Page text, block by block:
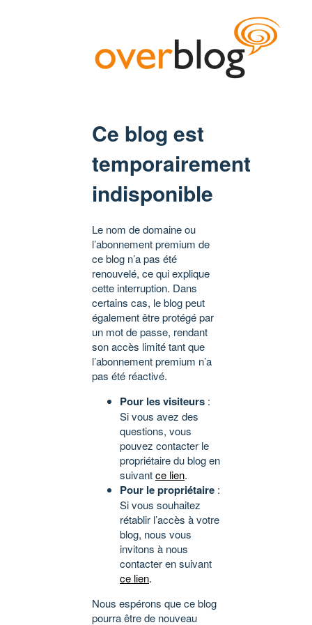
Ce blog est
temporairement
indisponible
Le nom de domaine ou
l’abonnement premium de
ce blog n’a pas été
renouvelé, ce qui explique
cette interruption. Dans
certains cas, le blog peut
également être protégé par
un mot de passe, rendant
son accès limité tant que
l’abonnement premium n’a
pas été réactivé.
Pour les visiteurs :
Si vous avez des
questions, vous
pouvez contacter le
propriétaire du blog en
suivantce lien.
Pour le propriétaire :
Si vous souhaitez
rétablir l’accès à votre
blog, nous vous
invitons à nous
contacter en suivant
ce lien.
Nous espérons que ce blog
pourra être de nouveau